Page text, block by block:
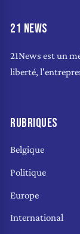
21 NEWS
21News est un
liberté,
RUBRIQUES
Belgique
Politique
Europe
International